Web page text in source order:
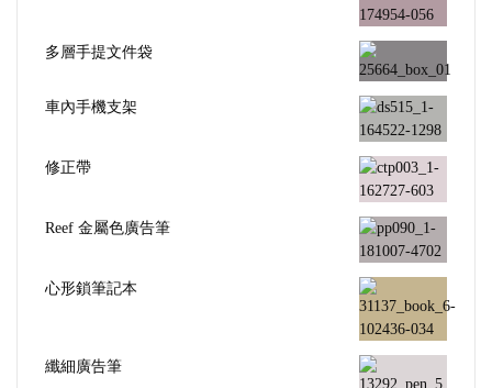
多層手提文件袋
車內手機支架
修正帶
Reef 金屬色廣告筆
心形鎖筆記本
纖細廣告筆